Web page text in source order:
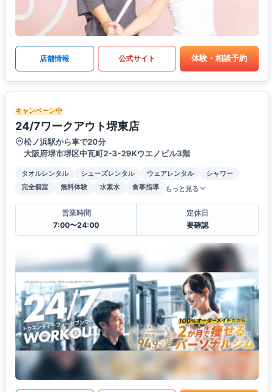
店舗情報 公式サイト 体験・相談予約
キャンペーン中
24/7ワークアウト堺東店
松ノ浜駅から車で20分
大阪府堺市堺区中瓦町2-3-29Kウエノビル3階
タオルレンタル シューズレンタル ウェアレンタル
シャワー
完全個室
無料体験 水素水 食事指導 もっと見る
営業時間
7:00〜24:00
定休日
要確認